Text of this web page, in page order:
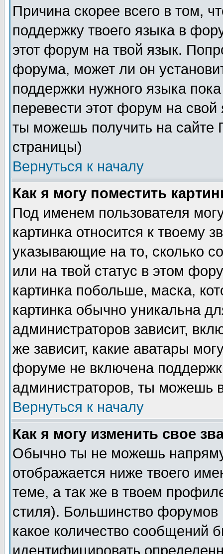
Причина скорее всего в том,
поддержку твоего языка в
этот форум на твой язык.
форума, может ли он
поддержки нужного языка
перевести этот форум на
ты можешь получить на сайте
страницы)
Вернуться к началу
Как я могу поместить
Под именем пользователя
картинка относится к твоему
указывающие на то, сколько
или на твой статус в этом
картинка побольше, маска,
картинка обычно уникальна
администраторов зависит,
же зависит, какие аватары
форуме не включена
администраторов, ты можешь
Вернуться к началу
Как я могу изменить свое
Обычно ты не можешь
отображается ниже твоего
теме, а так же в твоем
стиля). Большинство форумов
какое количество сообщений
идентифицировать